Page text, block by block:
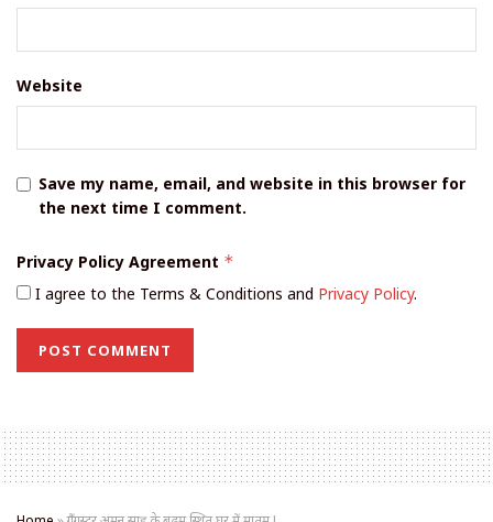
Website
Save my name, email, and website in this browser for
the next time I comment.
Privacy Policy Agreement *
I agree to the Terms & Conditions and Privacy Policy.